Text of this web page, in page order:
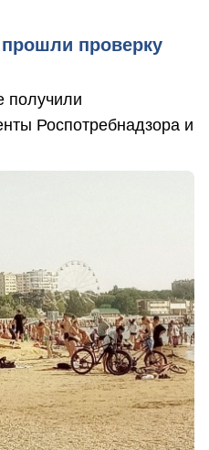
проверку
получили
Роспотребнадзора и